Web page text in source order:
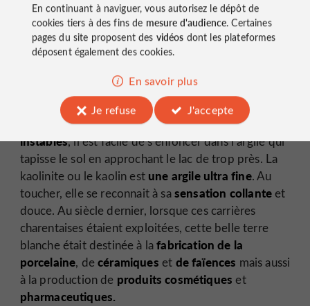
Williamson
Williamson
Un paradis aux airs de Caraïbes
Baignade interdite !
Aux abords du lac, les berges sontglissantes et
instables, il est facile de s’enfoncer dans l’argile qui
tapisse le sol en approchant le lac de trop près. La
kaolinite ou le kaolin est une argile ultra fine. Au
toucher, elle se reconnait à sasensation collanteet
douce. Au siècle dernier, lorsque ces carrières
charentaises étaient exploitées, cette belle terre
blanche était destinée à lafabrication de la
porcelaine, decéramiques et de faïences mais aussi
à la production de produits cosmétiques et
pharmaceutiques.
En continuant à naviguer, vous autorisez le dépôt de
cookies tiers à des fins de mesure d'audience. Certaines
pages du site proposent des vidéos dont les plateformes
déposent également des cookies.
En savoir plus
Je refuse
J'accepte